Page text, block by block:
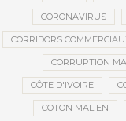
CORONAVIRUS
CORRIDORS
CORRUPTION
CÔTE D'IVOIRE
COTON MALIEN